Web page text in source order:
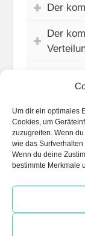
Um dir ein optimales
Cookies, um
zuzugreifen. Wenn
wie das
Wenn du deine
bestimmte Merkmale
Der
Der
Allgemein
Post
Previous